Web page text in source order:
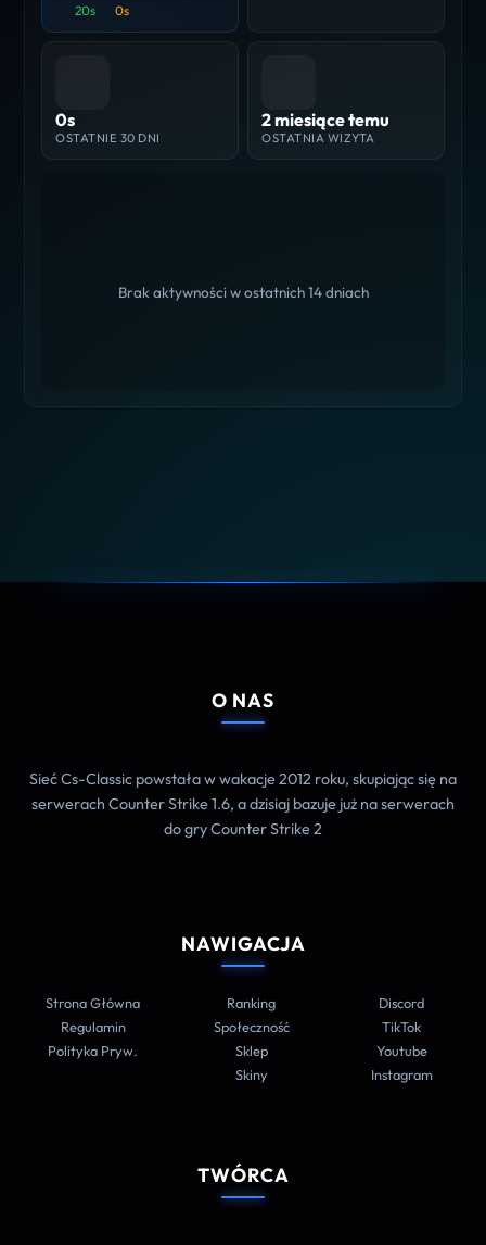
20s 0s
0s
OSTATNIE 30 DNI
2 miesiące temu
OSTATNIA WIZYTA
Brak aktywności w ostatnich 14 dniach
O NAS
Sieć Cs-Classic powstała w wakacje 2012 roku, skupiając się na
serwerach Counter Strike 1.6, a dzisiaj bazuje już na serwerach
do gry Counter Strike 2
NAWIGACJA
Strona Główna
Regulamin
Polityka Pryw.
Ranking
Społeczność
Sklep
Skiny
Discord
TikTok
Youtube
Instagram
TWÓRCA